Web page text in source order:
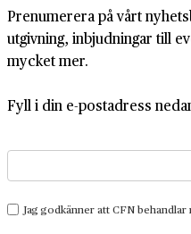
Prenumerera på vårt
utgivning, inbjudningar till
mycket mer.
Fyll i din e-postadress